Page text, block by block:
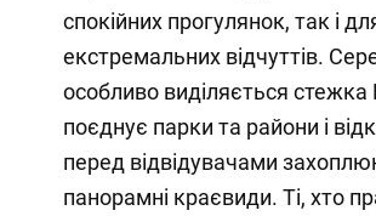
спокійних прогулянок, так і
екстремальних відчуттів.
особливо виділяється стежка
поєднує парки та райони і
перед відвідувачами
панорамні краєвиди. Ті, хто